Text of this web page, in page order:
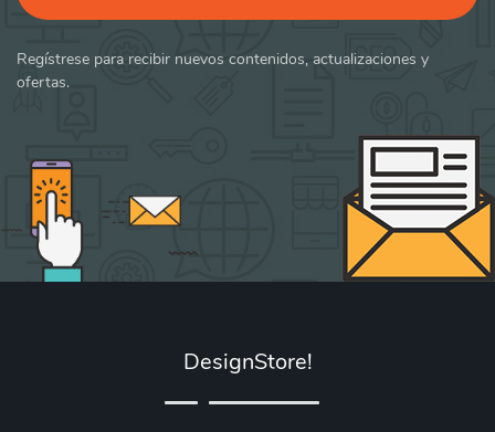
Regístrese para recibir nuevos contenidos, actualizaciones y
ofertas.
DesignStore!